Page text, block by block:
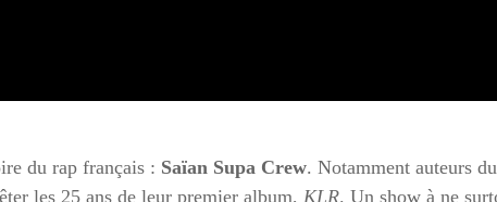
du rap français : Saïan Supa Crew. Notamment auteurs
les 25 ans de leur premier album, KLR. Un show à ne